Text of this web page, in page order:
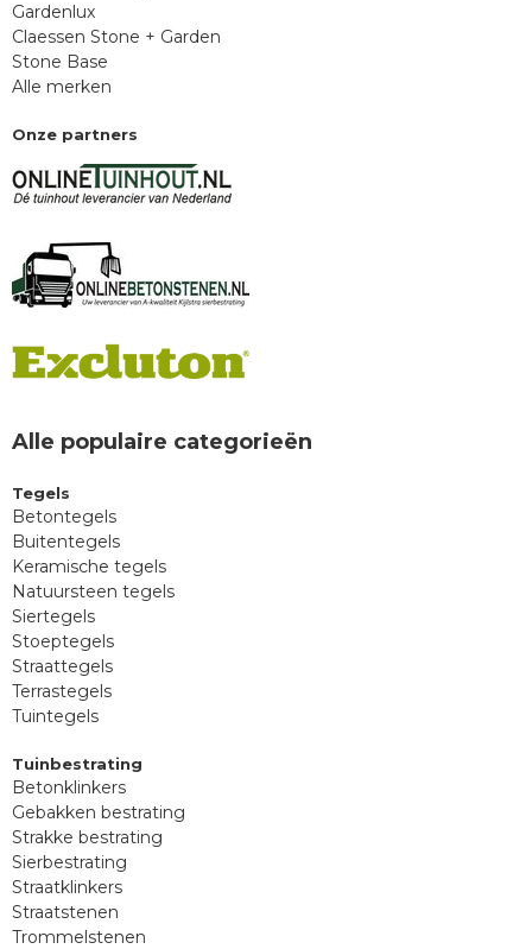
Gardenlux
Claessen Stone + Garden
Stone Base
Alle merken
Onze partners
Alle populaire categorieën
Tegels
Betontegels
Buitentegels
Keramische tegels
Natuursteen tegels
Siertegels
Stoeptegels
Straattegels
Terrastegels
Tuintegels
Tuinbestrating
Betonklinkers
Gebakken bestrating
Strakke bestrating
Sierbestrating
Straatklinkers
Straatstenen
Trommelstenen